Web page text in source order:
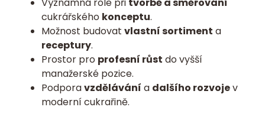
cukrářského konceptu.
Možnost budovat vlastní sortiment a
receptury.
Prostor pro profesní růst do vyšší
manažerské pozice.
Podporavzdělávání a dalšího rozvojev
moderní cukrařině.